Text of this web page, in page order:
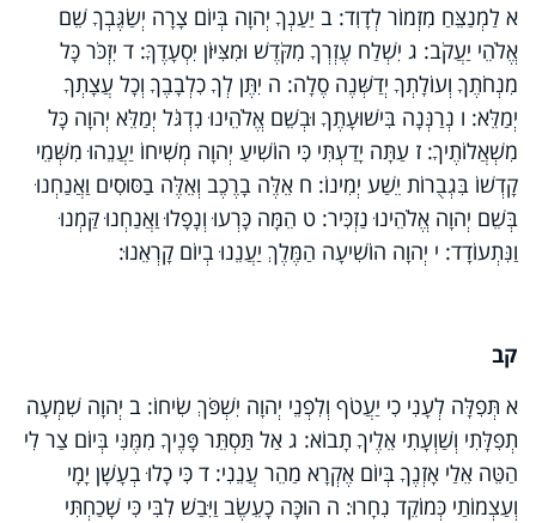
א לַמְנַצֵּחַ מִזְמוֹר לְדָוִד: ב יַעַנְךָ יְהוָה בְּיוֹם צָרָה יְשַׂגֶּבְךָ שֵׁם
אֱלֹהֵי יַעֲקֹב: ג יִשְׁלַח עֶזְרְךָ מִקֹּדֶשׁ וּמִצִּיּוֹן יִסְעָדֶךָּ: ד יִזְכֹּר כָּל
מִנְחֹתֶךָ וְעוֹלָתְךָ יְדַשְּׁנֶה סֶלָה: ה יִתֶּן לְךָ כִלְבָבֶךָ וְכָל עֲצָתְךָ
יְמַלֵּא: ו נְרַנְּנָה בִּישׁוּעָתֶךָ וּבְשֵׁם אֱלֹהֵינוּ נִדְגֹּל יְמַלֵּא יְהוָה כָּל
מִשְׁאֲלוֹתֶיךָ: ז עַתָּה יָדַעְתִּי כִּי הוֹשִׁיעַ יְהוָה מְשִׁיחוֹ יַעֲנֵהוּ מִשְּׁמֵי
קָדְשׁוֹ בִּגְבֻרוֹת יֵשַׁע יְמִינוֹ: ח אֵלֶּה בָרֶכֶב וְאֵלֶּה בַסּוּסִים וַאֲנַחְנוּ
בְּשֵׁם יְהוָה אֱלֹהֵינוּ נַזְכִּיר: ט הֵמָּה כָּרְעוּ וְנָפָלוּ וַאֲנַחְנוּ קַּמְנוּ
וַנִּתְעוֹדָד: י יְהוָה הוֹשִׁיעָה הַמֶּלֶךְ יַעֲנֵנוּ בְיוֹם קָרְאֵנוּ:
קב
א תְּפִלָּה לְעָנִי כִי יַעֲטֹף וְלִפְנֵי יְהוָה יִשְׁפֹּךְ שִׂיחוֹ: ב יְהוָה שִׁמְעָה
תְפִלָּתִי וְשַׁוְעָתִי אֵלֶיךָ תָבוֹא: ג אַל תַּסְתֵּר פָּנֶיךָ מִמֶּנִּי בְּיוֹם צַר לִי
הַטֵּה אֵלַי אָזְנֶךָ בְּיוֹם אֶקְרָא מַהֵר עֲנֵנִי: ד כִּי כָלוּ בְעָשָׁן יָמָי
וְעַצְמוֹתַי כְּמוֹקֵד נִחָרוּ: ה הוּכָּה כָעֵשֶׂב וַיִּבַשׁ לִבִּי כִּי שָׁכַחְתִּי